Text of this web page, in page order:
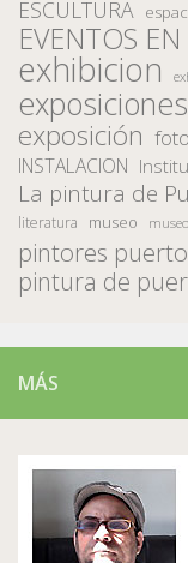
ESCULTURA
EVENTOS
exhibicion
exposición
INSTALACION
La pintura de
literatura museo
pintores
pintura de
MÁS